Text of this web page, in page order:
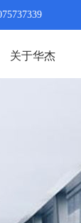
关于华杰